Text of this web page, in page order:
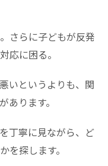
さらに子どもが反発
応に困る。
いというよりも、関
あります。
丁寧に見ながら、ど
を探します。